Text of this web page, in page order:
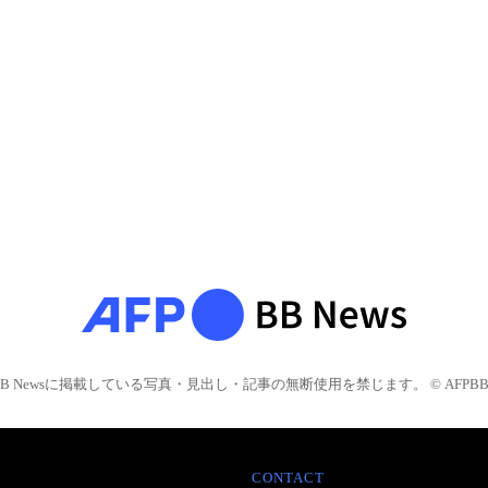
Newsに掲載している写真・見出し・記事の無断使用を禁じます。 © AFPBB
CONTACT